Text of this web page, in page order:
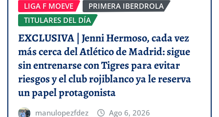
LIGA F MOEVE
PRIMERA IBERDROLA
TITULARES DEL DÍA
EXCLUSIVA | Jenni Hermoso, cada vez
más cerca del Atlético de Madrid: sigue
sin entrenarse con Tigres para evitar
riesgos y el club rojiblanco ya le reserva
un papel protagonista
manulopezfdez Ago 6, 2026